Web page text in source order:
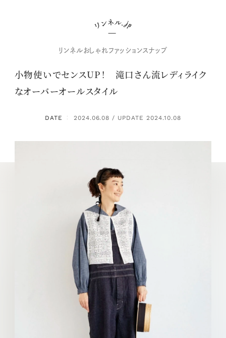
リンネルおしゃれファッションスナップ
小物使いでセンスUP！ 滝口さん流レディライク
なオーバーオールスタイル
DATE ： 2024.06.08 / UPDATE 2024.10.08